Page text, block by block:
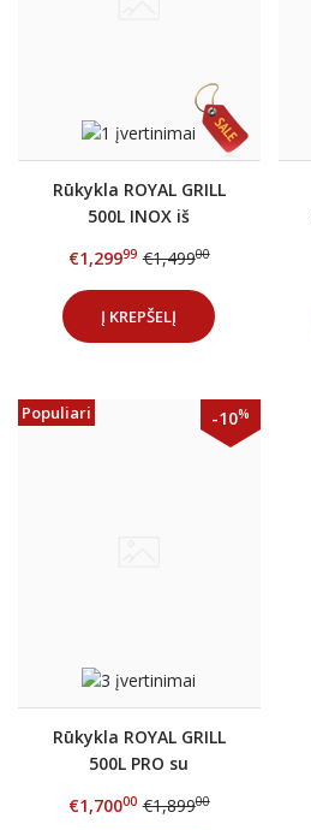
Rūkykla ROYAL GRILL
500L INOX iš
DOVANOS
€1,29999 €1,49900
Į KREPŠELĮ
Populiari -10%
Rūkykla ROYAL GRILL
500L PRO su
plieno lentynom +
€1,70000 €1,89900